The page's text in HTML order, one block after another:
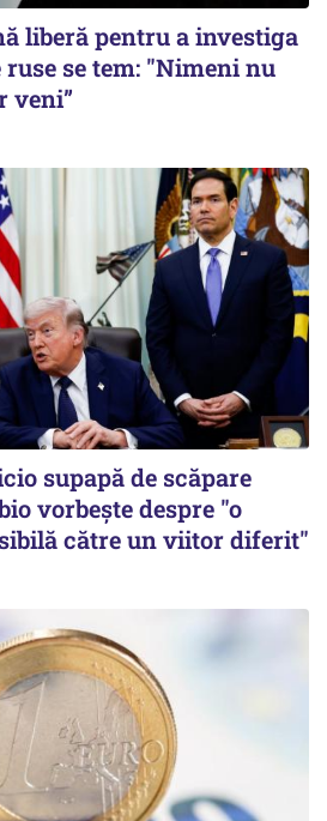
liberă pentru a investiga
se tem: "Nimeni nu
veni”
supapă de scăpare
vorbește despre "o
către un viitor diferit"